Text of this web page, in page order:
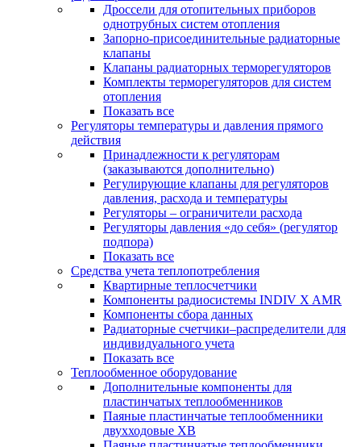
Дроссели для отопительных приборов
однотрубных систем отопления
Запорно-присоединительные радиаторные
клапаны
Клапаны радиаторных терморегуляторов
Комплекты терморегуляторов для систем
отопления
Показать все
Регуляторы температуры и давления прямого
действия
Принадлежности к регуляторам
(заказываются дополнительно)
Регулирующие клапаны для регуляторов
давления, расхода и температуры
Регуляторы – ограничители расхода
Регуляторы давления «до себя» (регулятор
подпора)
Показать все
Средства учета теплопотребления
Квартирные теплосчетчики
Компоненты радиосистемы INDIV X AMR
Компоненты сбора данных
Радиаторные счетчики–распределители для
индивидуального учета
Показать все
Теплообменное оборудование
Дополнительные компоненты для
пластинчатых теплообменников
Паяные пластинчатые теплообменники
двухходовые XB